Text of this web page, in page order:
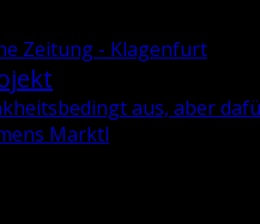
Zeitung - Klagenfurt
aus, aber
Marktl